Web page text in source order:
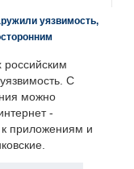
уязвимость,
С
можно
-
к приложениям и